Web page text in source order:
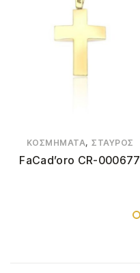
ΚΟΣΜΉΜΑΤΑ, ΣΤΑΥΡΌΣ
FaCad’oro CR-000677